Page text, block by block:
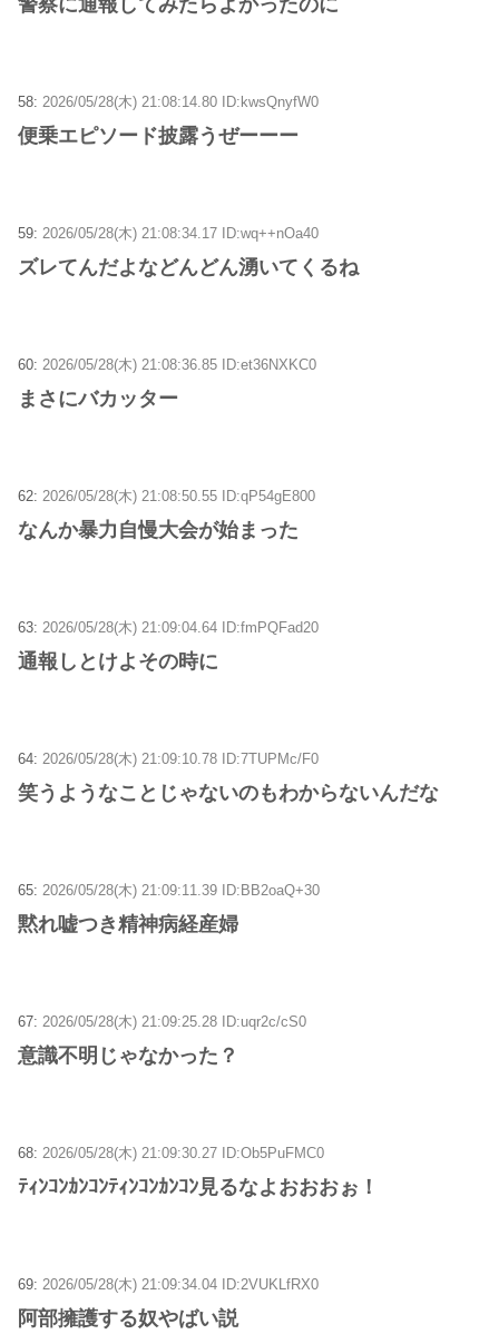
58: 2026/05/28(木) 21:08:14.80 ID:kwsQnyfW0
便乗エピソード披露うぜーーー
59: 2026/05/28(木) 21:08:34.17 ID:wq++nOa40
ズレてんだよなどんどん湧いてくるね
60: 2026/05/28(木) 21:08:36.85 ID:et36NXKC0
まさにバカッター
62: 2026/05/28(木) 21:08:50.55 ID:qP54gE800
なんか暴力自慢大会が始まった
63: 2026/05/28(木) 21:09:04.64 ID:fmPQFad20
通報しとけよその時に
64: 2026/05/28(木) 21:09:10.78 ID:7TUPMc/F0
笑うようなことじゃないのもわからないんだな
65: 2026/05/28(木) 21:09:11.39 ID:BB2oaQ+30
黙れ嘘つき精神病経産婦
67: 2026/05/28(木) 21:09:25.28 ID:uqr2c/cS0
意識不明じゃなかった？
68: 2026/05/28(木) 21:09:30.27 ID:Ob5PuFMC0
ﾃｨﾝｺﾝｶﾝｺﾝﾃｨﾝｺﾝｶﾝｺﾝ見るなよおおおぉ！
69: 2026/05/28(木) 21:09:34.04 ID:2VUKLfRX0
阿部擁護する奴やばい説